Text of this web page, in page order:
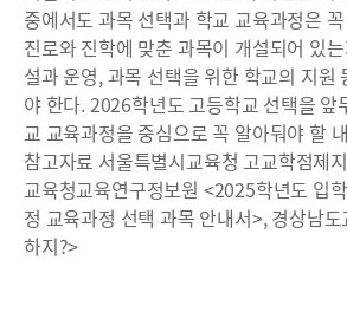
중에서도 과목 선택과 학교 교육과정은
진로와 진학에 맞춘 과목이 개설되어 있
설과 운영, 과목 선택을 위한 학교의 지원
야 한다. 2026학년도 고등학교 선택을 앞
교 교육과정을 중심으로 꼭 알아둬야 할
참고자료 서울특별시교육청 고교학점제
교육청교육연구정보원 <2025학년도 입
정 교육과정 선택 과목 안내서>, 경상남
하지?>